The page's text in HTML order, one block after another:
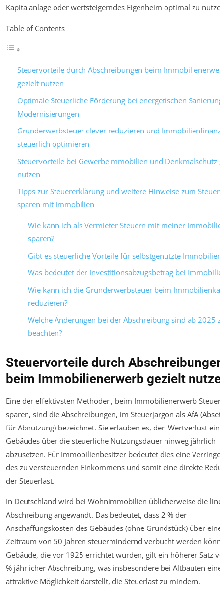
Kapitalanlage oder wertsteigerndes Eigenheim optimal zu
Table of Contents
Steuervorteile durch Abschreibungen beim
gezielt nutzen
Optimale Steuerliche Förderung bei energetischen
Modernisierungen
Grunderwerbsteuer clever reduzieren und
steuerlich optimieren
Steuervorteile bei Gewerbeimmobilien und Denkmalschutz
nutzen
Tipps zur Steuererklärung und weitere Hinweise zum
sparen mit Immobilien
Wie kann ich als Vermieter Steuern mit meiner
sparen?
Gibt es steuerliche Vorteile für selbstgenutzte
Was bedeutet der Investitionsabzugsbetrag bei
Wie kann ich die Grunderwerbsteuer beim
reduzieren?
Welche Änderungen bei der Abschreibung sind ab 2025
beachten?
Steuervorteile durch
beim Immobilienerwerb gezielt
Eine der effektivsten Methoden, beim Immobilienerwerb
sparen, sind die Abschreibungen, im Steuerjargon als AfA
für Abnutzung) bezeichnet. Sie erlauben es, den Wertverlust
Gebäudes über die steuerliche Nutzungsdauer hinweg jährlich
abzusetzen. Für Immobilienbesitzer bedeutet dies eine
des zu versteuernden Einkommens und somit eine direkte
der Steuerlast.
In Deutschland wird bei Wohnimmobilien üblicherweise die
Abschreibung angewandt. Das bedeutet, dass 2 % der
Anschaffungskosten des Gebäudes (ohne Grundstück) über
Zeitraum von 50 Jahren steuermindernd verbucht werden
Gebäude, die vor 1925 errichtet wurden, gilt ein höherer Satz
% jährlicher Abschreibung, was insbesondere bei Altbauten
attraktive Möglichkeit darstellt, die Steuerlast zu mindern.